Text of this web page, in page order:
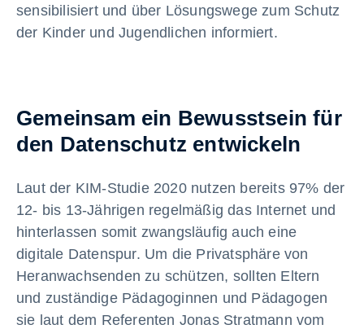
sensibilisiert und über Lösungswege zum Schutz
der Kinder und Jugendlichen informiert.
Gemeinsam ein Bewusstsein für
den Datenschutz entwickeln
Laut der KIM-Studie 2020 nutzen bereits 97% der
12- bis 13-Jährigen regelmäßig das Internet und
hinterlassen somit zwangsläufig auch eine
digitale Datenspur. Um die Privatsphäre von
Heranwachsenden zu schützen, sollten Eltern
und zuständige Pädagoginnen und Pädagogen
sie laut dem Referenten Jonas Stratmann vom